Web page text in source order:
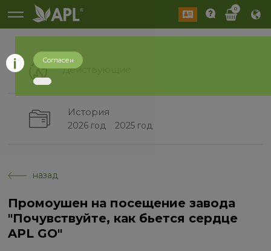
0
Действующие
История
2026 год 2025 год
назад
Промоушен на посещение завода
"Почувствуйте, как бьется сердце
APL GO"
Согласен